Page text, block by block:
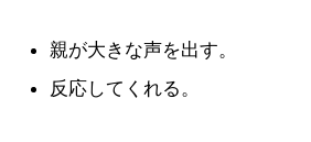
親が大きな声を出す。
反応してくれる。